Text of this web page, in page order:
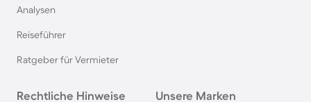
Ferienparks in Holland
Seenplatte
Analysen
Reiseführer
Ratgeber für Vermieter
Rechtliche Hinweise Unsere Marken